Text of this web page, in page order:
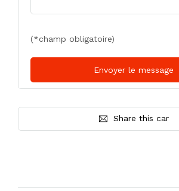
(*champ obligatoire)
Share this car